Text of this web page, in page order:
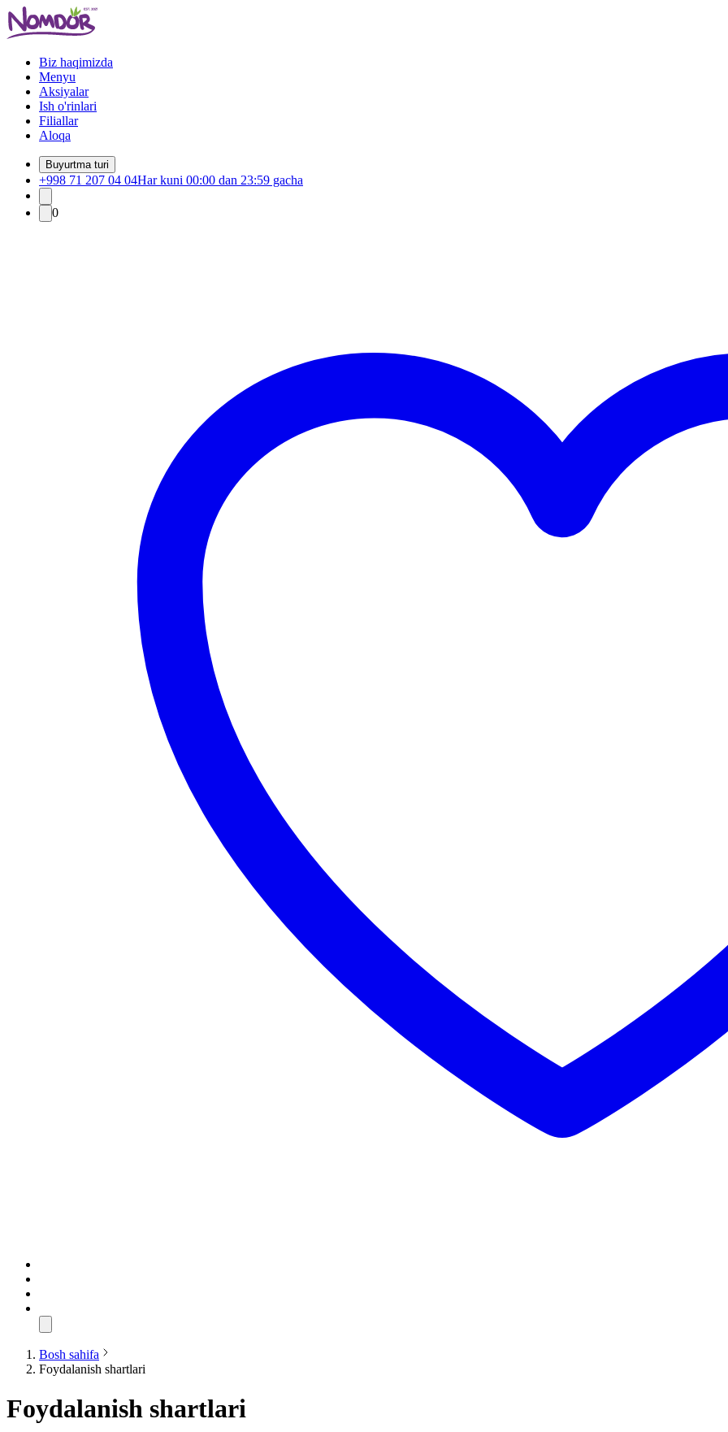
Biz haqimizda
Menyu
Aksiyalar
Ish o'rinlari
Filiallar
Aloqa
Buyurtma turi
+998 71 207 04 04Har kuni 00:00 dan 23:59 gacha
0
Bosh sahifa
Foydalanish shartlari
Foydalanish shartlari